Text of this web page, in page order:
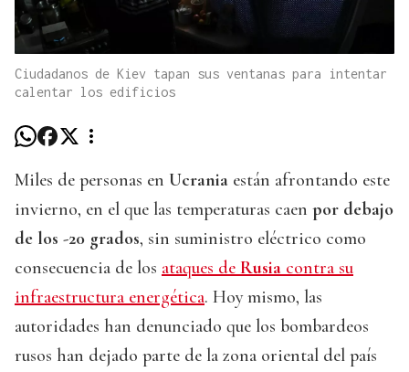
Ciudadanos de Kiev tapan sus ventanas para intentar
calentar los edificios
Miles de personas en Ucrania están afrontando este
invierno, en el que las temperaturas caen por debajo
de los -20 grados, sin suministro eléctrico como
consecuencia de los ataques de Rusia contra su
infraestructura energética. Hoy mismo, las
autoridades han denunciado que los bombardeos
rusos han dejado parte de la zona oriental del país